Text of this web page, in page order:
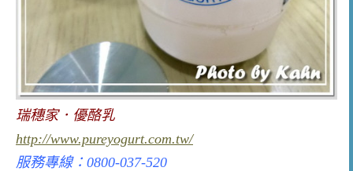
瑞穗家．優酪乳
http://www.pureyogurt.com.tw/
服務專線：0800-037-520